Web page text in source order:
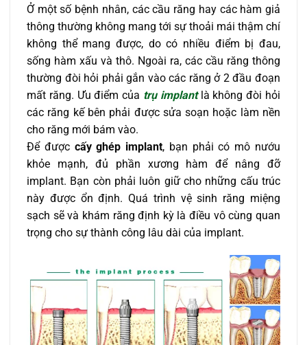
Ở một số bệnh nhân, các cầu răng hay các hàm giả
thông thường không mang tới sự thoải mái thậm chí
không thể mang được, do có nhiều điểm bị đau,
sống hàm xấu và thô. Ngoài ra, các cầu răng thông
thường đòi hỏi phải gắn vào các răng ở 2 đầu đoạn
mất răng. Ưu điểm của trụ implantlà không đòi hỏi
các răng kế bên phải được sửa soạn hoặc làm nền
cho răng mới bám vào.
Để được cấy ghép implant, bạn phải có mô nướu
khỏe mạnh, đủ phần xương hàm để nâng đỡ
implant. Bạn còn phải luôn giữ cho những cấu trúc
này được ổn định. Quá trình vệ sinh răng miệng
sạch sẽ và khám răng định kỳ là điều vô cùng quan
trọng cho sự thành công lâu dài của implant.